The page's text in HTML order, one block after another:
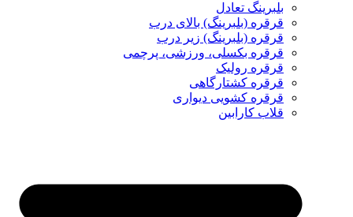
بلبرینگ تعادل
قرقره (بلبرینگ) بالای درب
قرقره (بلبرینگ) زیر درب
قرقره بکسلی، ورزشی، پرچمی
قرقره رولیک
قرقره کشتارگاهی
قرقره کشویی دیواری
قلاب کارابین